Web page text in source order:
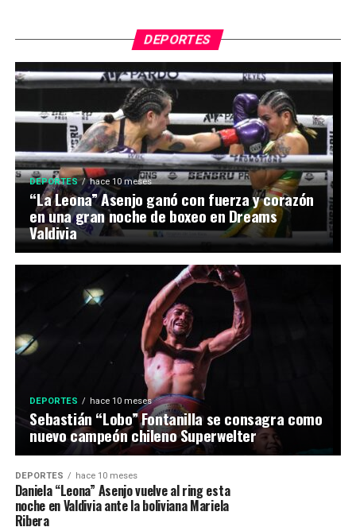
DEPORTES
DEPORTES hace 10 meses
“La Leona” Asenjo ganó con fuerza y corazón
en una gran noche de boxeo en Dreams
Valdivia
DEPORTES hace 10 meses
Sebastián “Lobo” Fontanilla se consagra como
nuevo campeón chileno Superwelter
DEPORTES hace 10 meses
Daniela “Leona” Asenjo vuelve al ring esta
noche en Valdivia ante la boliviana Mariela
Ribera